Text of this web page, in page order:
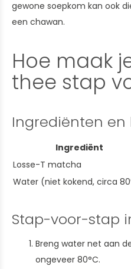
gewone soepkom kan ook
een chawan.
Hoe maak
thee stap
Ingrediënten en
Ingrediënt
Losse-T matcha
Water (niet kokend, circa
Stap-voor-stap
Breng water net aan
ongeveer 80°C.